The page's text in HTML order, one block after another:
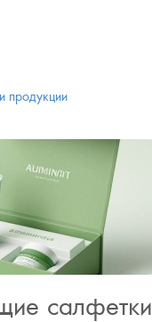
продукции
салфетки